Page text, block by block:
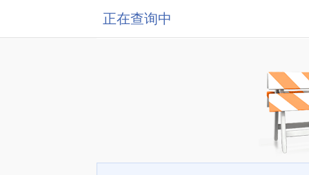
正在查询中